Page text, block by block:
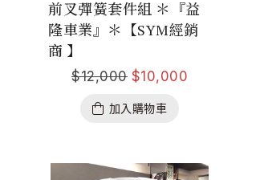
前叉彈簧套件組 ＊『益
隆車業』＊【SYM經銷
商 】
$12,000 $10,000
加入購物車